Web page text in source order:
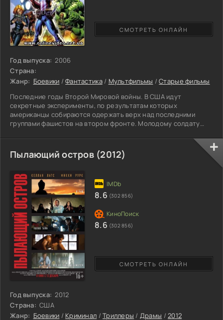
Год выпуска: 2006
Страна:
Жанр: Боевики /Фантастика/ Мультфильмы /Старые фильмы
Последние годы Второй Мировой войны. В США идут
секретные эксперименты, по результатам которых
американцы собираются одержать верх над последними
группами фашистов на втором фронте. Молодому солдату
превратиться в супер-человека Капитана Америка. И вот
Роджерсу дают дебютное поручение, на котором он
встречается со странным генералом Кляйзером. Генерал
различных чудищ. Герой одерживает победу
СМОТРЕТЬ ОНЛАЙН
Пылающий остров (2012)
Год выпуска: 2012
Страна: США
Жанр: Боевики / Криминал /Триллеры / Драмы /2012
СМОТРЕТЬ ОНЛАЙН
8.6 (302 856)
8.6 (302 856)